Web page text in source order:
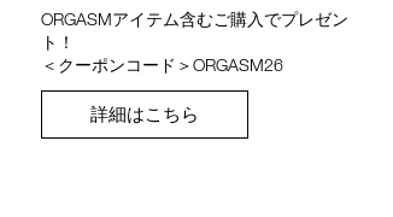
ORGASMアイテム含むご購入でプレゼン
ト！
＜クーポンコード＞ORGASM26
詳細はこちら